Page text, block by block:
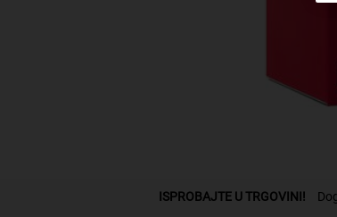
ISPROBAJTE U TRGOVINI!